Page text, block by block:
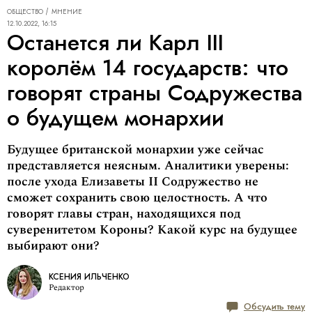
ОБЩЕСТВО
МНЕНИЕ
12.10.2022, 16:15
Останется ли Карл III
королём 14 государств: что
говорят страны Содружества
о будущем монархии
Будущее британской монархии уже сейчас
представляется неясным. Аналитики уверены:
после ухода Елизаветы II Содружество не
сможет сохранить свою целостность. А что
говорят главы стран, находящихся под
суверенитетом Короны? Какой курс на будущее
выбирают они?
КСЕНИЯ ИЛЬЧЕНКО
Редактор
Обсудить тему